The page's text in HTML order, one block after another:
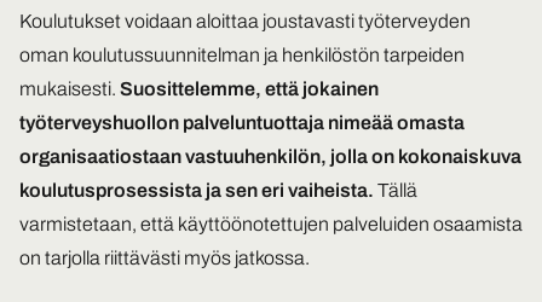
Koulutukset voidaan aloittaa joustavasti työterveyden
oman koulutussuunnitelman ja henkilöstön tarpeiden
mukaisesti. Suosittelemme, että jokainen
työterveyshuollon palveluntuottaja nimeää omasta
organisaatiostaan vastuuhenkilön, jolla on kokonaiskuva
koulutusprosessista ja sen eri vaiheista. Tällä
varmistetaan, että käyttöönotettujen palveluiden osaamista
on tarjolla riittävästi myös jatkossa.